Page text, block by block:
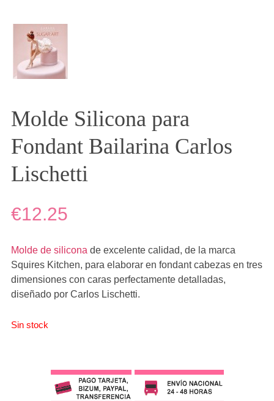
Molde Silicona para
Fondant Bailarina Carlos
Lischetti
€12.25
Molde de silicona de excelente calidad, de la marca
Squires Kitchen, para elaborar en fondant cabezas en tres
dimensiones con caras perfectamente detalladas,
diseñado por Carlos Lischetti.
Sin stock